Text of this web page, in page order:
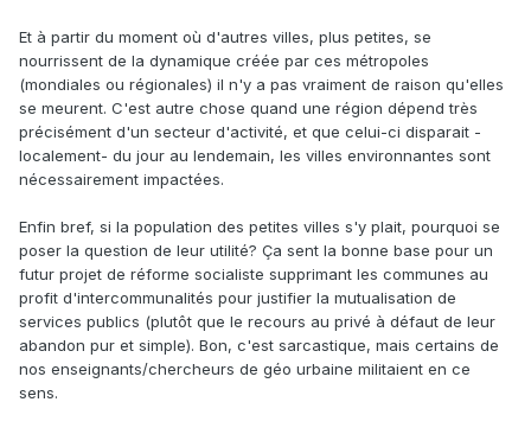
Et à partir du moment où d'autres villes, plus petites, se
nourrissent de la dynamique créée par ces métropoles
(mondiales ou régionales) il n'y a pas vraiment de raison qu'elles
se meurent. C'est autre chose quand une région dépend très
précisément d'un secteur d'activité, et que celui-ci disparait -
localement- du jour au lendemain, les villes environnantes sont
nécessairement impactées.
Enfin bref, si la population des petites villes s'y plait, pourquoi se
poser la question de leur utilité? Ça sent la bonne base pour un
futur projet de réforme socialiste supprimant les communes au
profit d'intercommunalités pour justifier la mutualisation de
services publics (plutôt que le recours au privé à défaut de leur
abandon pur et simple). Bon, c'est sarcastique, mais certains de
nos enseignants/chercheurs de géo urbaine militaient en ce
sens.